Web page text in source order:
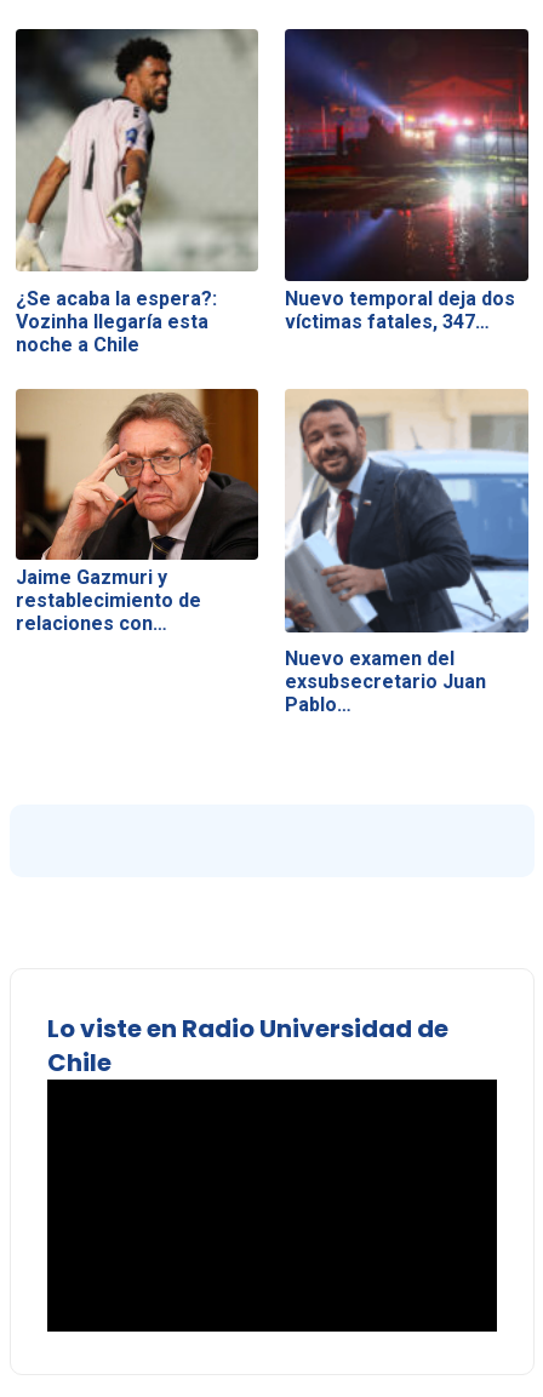
¿Se acaba la espera?:
Vozinha llegaría esta
noche a Chile
Nuevo temporal deja dos
víctimas fatales, 347…
Jaime Gazmuri y
restablecimiento de
relaciones con…
Nuevo examen del
exsubsecretario Juan
Pablo…
Lo viste en Radio Universidad de
Chile